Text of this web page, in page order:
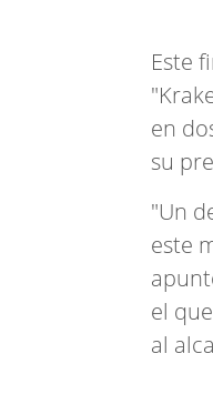
Este
en
su
"Un
este
el
al